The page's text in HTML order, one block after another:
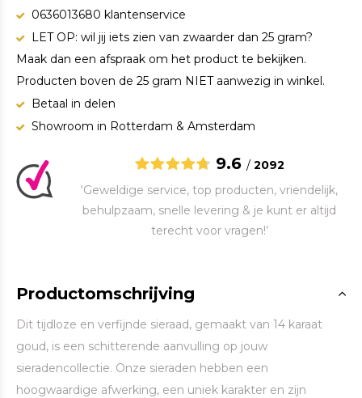
0636013680 klantenservice
LET OP: wil jij iets zien van zwaarder dan 25 gram?
Maak dan een afspraak om het product te bekijken.
Producten boven de 25 gram NIET aanwezig in winkel.
Betaal in delen
Showroom in Rotterdam & Amsterdam
9.6 / 2092
‘Geweldige service, top producten, vriendelijk,
behulpzaam, snelle levering & je kunt er altijd
terecht voor vragen!’
Productomschrijving
Dit tijdloze en verfijnde sieraad, gemaakt van 14 karaat
goud, is een schitterende aanvulling op jouw
sieradencollectie. Onze sieraden hebben een
hoogwaardige afwerking, een uniek karakter en zijn